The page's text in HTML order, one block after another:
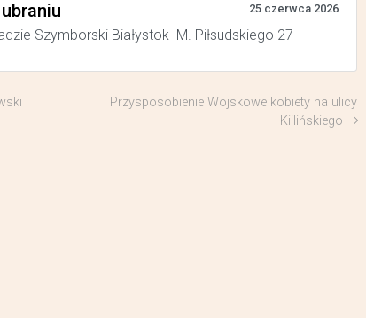
25 czerwca 2026
Szymborski Białystok M. Piłsudskiego 27
Przysposobienie Wojskowe kobiety na ulicy
Kiilińskiego